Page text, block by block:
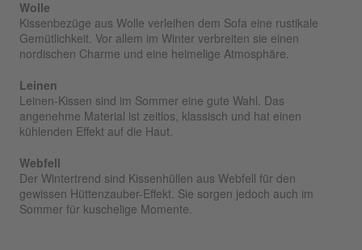
Wolle
Kissenbezüge aus Wolle verleihen dem Sofa eine rustikale
Gemütlichkeit. Vor allem im Winter verbreiten sie einen
nordischen Charme und eine heimelige Atmosphäre.
Leinen
Leinen-Kissen sind im Sommer eine gute Wahl. Das
angenehme Material ist zeitlos, klassisch und hat einen
kühlenden Effekt auf die Haut.
Webfell
Der Wintertrend sind Kissenhüllen aus Webfell für den
gewissen Hüttenzauber-Effekt. Sie sorgen jedoch auch im
Sommer für kuschelige Momente.